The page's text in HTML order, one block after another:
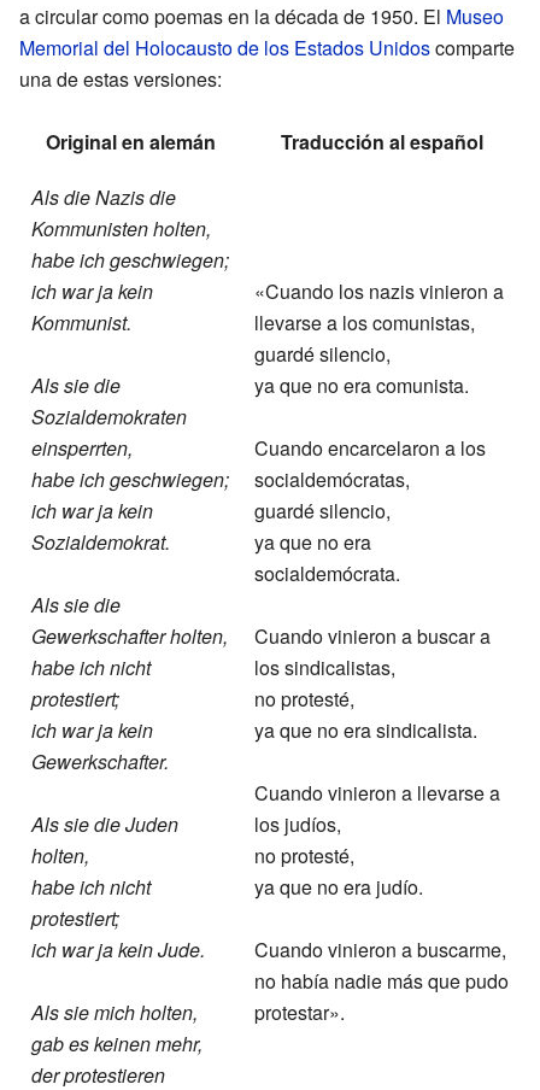
a circular como poemas en la década de 1950. El Museo
Memorial del Holocausto de los Estados Unidoscomparte
una de estas versiones:
Original en alemán
Traducción al español
Als die Nazis die
Kommunisten holten,
habe ich geschwiegen;
ich war ja kein
Kommunist.
Als sie die
Sozialdemokraten
einsperrten,
habe ich geschwiegen;
ich war ja kein
Sozialdemokrat.
Als sie die
Gewerkschafter holten,
habe ich nicht
protestiert;
ich war ja kein
Gewerkschafter.
Als sie die Juden
holten,
habe ich nicht
protestiert;
ich war ja kein Jude.
Als sie mich holten,
gab es keinen mehr,
der protestieren
«Cuando los nazis vinieron a
llevarse a los comunistas,
guardé silencio,
ya que no era comunista.
Cuando encarcelaron a los
socialdemócratas,
guardé silencio,
ya que no era
socialdemócrata.
Cuando vinieron a buscar a
los sindicalistas,
no protesté,
ya que no era sindicalista.
Cuando vinieron a llevarse a
los judíos,
no protesté,
ya que no era judío.
Cuando vinieron a buscarme,
no había nadie más que pudo
protestar».